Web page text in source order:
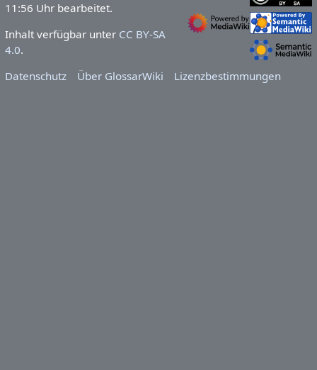
11:56 Uhr bearbeitet.
Inhalt verfügbar unter CC BY-SA
4.0.
Datenschutz
Über GlossarWiki Lizenzbestimmungen